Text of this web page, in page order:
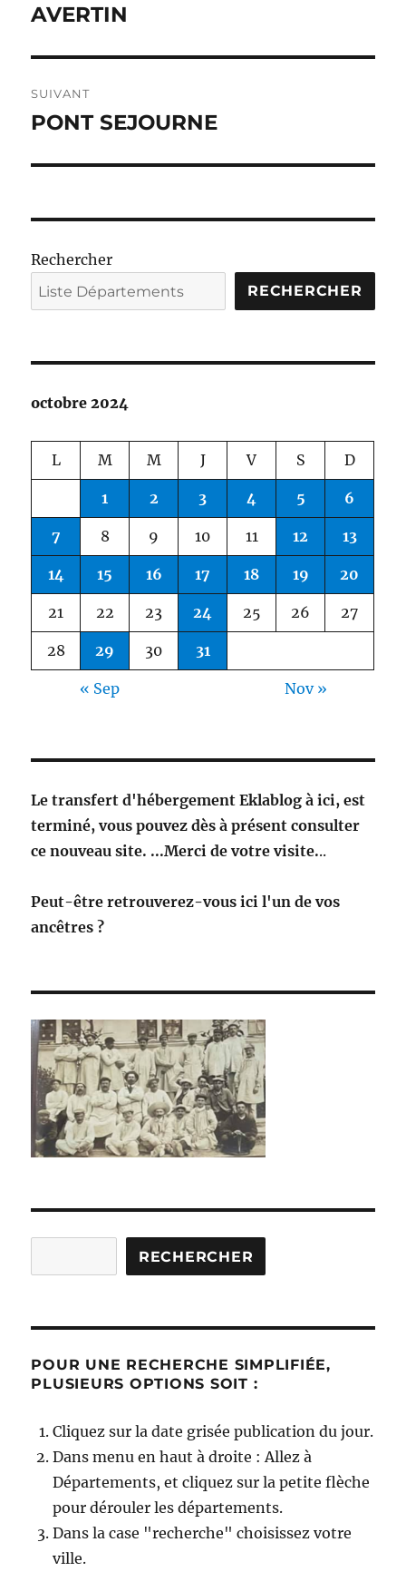
l’article
précédente :
AVERTIN
SUIVANT
Publication
PONT SEJOURNE
Rechercher
RECHERCHER
octobre 2024
L M M J V S D
1 2 3 4 5 6
7 8 9 10 11 12 13
14 15 16 17 18 19 20
21 22 23 24 25 26 27
28 29 30 31
« Sep Nov »
Le transfert d'hébergement Eklablog à ici, est
terminé, vous pouvez dès à présent consulter
ce nouveau site. ...Merci de votre visite...
Peut-être retrouverez-vous ici l'un de vos
ancêtres ?
RECHERCHER
POUR UNE RECHERCHE SIMPLIFIÉE,
PLUSIEURS OPTIONS SOIT :
Cliquez sur la date grisée publication du jour.
Dans menu en haut à droite : Allez à
Départements, et cliquez sur la petite flèche
pour dérouler les départements.
Dans la case "recherche" choisissez votre
ville.